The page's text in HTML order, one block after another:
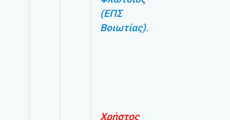
(ΕΠΣ
Βοιωτίας).
Χρήστος